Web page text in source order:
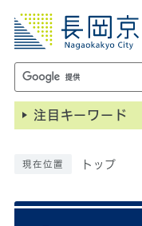
注目キーワード
現在位置 トップ